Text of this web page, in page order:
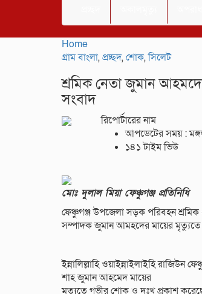
Home
গ্রাম বাংলা,প্রচ্ছদ,শোক,সিলেট
শ্রমিক নেতা জুমান
সংবাদ
রিপোর্টারের নাম
আপডেটের সময় :
১৪১ টাইম ভিউ
মোঃ দুলাল মিয়া ফেঞ্চুগঞ্জ প্রতিনিধি
ফেঞ্চুগঞ্জ উপজেলা সড়ক পরিবহন
সম্পাদক জুমান আমহদের মায়ের
ইন্নালিল্লাহি ওয়াইন্নাইলাইহি
শাহ জুমান আহমেদ মায়ের
মৃত্যুতে গভীর শোক ও দুঃখ প্রকাশ